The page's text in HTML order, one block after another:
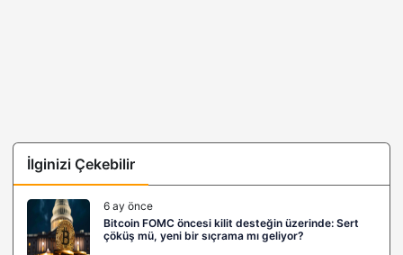
İlginizi Çekebilir
6 ay önce
Bitcoin FOMC öncesi kilit desteğin üzerinde: Sert
çöküş mü, yeni bir sıçrama mı geliyor?